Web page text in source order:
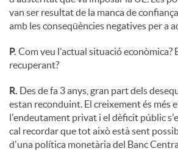
van ser resultat de la manca de
amb les conseqüències negatives per a
P. Com veu l'actual situació econòmica?
recuperant?
R. Des de fa 3 anys, gran part dels
estan reconduint. El creixement és més
l'endeutament privat i el dèficit públic
cal recordar que tot això està sent
d'una política monetària del Banc